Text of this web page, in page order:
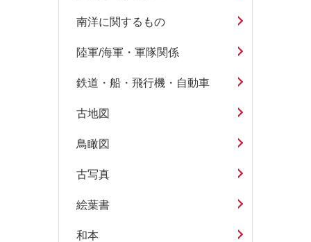
南洋に関するもの
陸軍/海軍・軍隊関係
鉄道・船・飛行機・自動車
古地図
鳥瞰図
古写真
絵葉書
和本